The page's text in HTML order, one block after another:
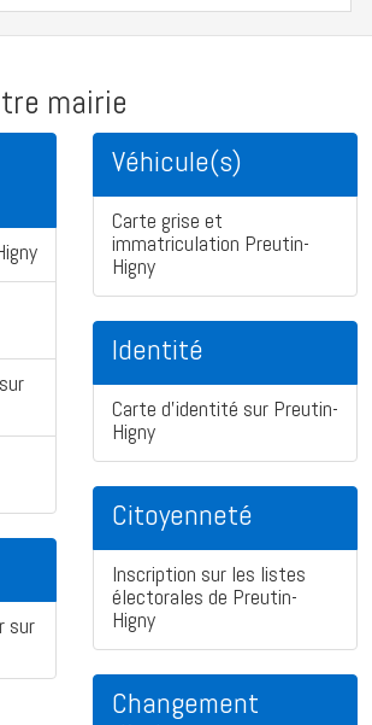
mairie
sur
Véhicule(s)
Carte grise et
immatriculation Preutin-
Higny
Identité
Carte d'identité sur Preutin-
Higny
Citoyenneté
Inscription sur les listes
électorales de Preutin-
Higny
Changement